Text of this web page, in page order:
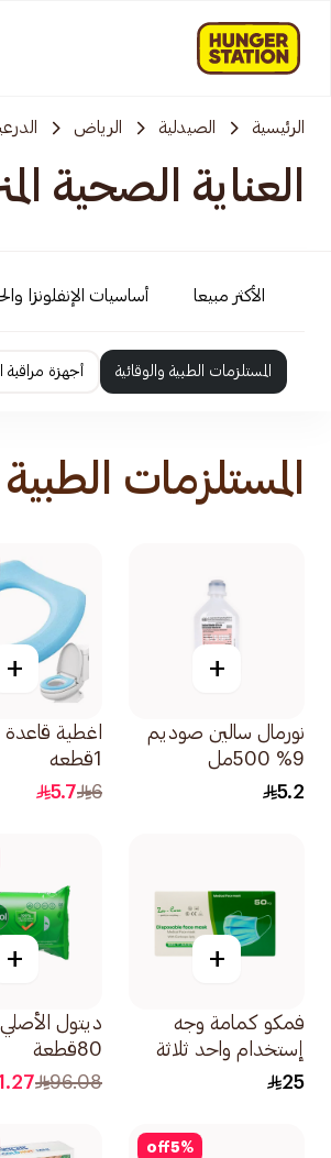
الرئيسية الصيدلية الرياض
العناية الصحية
الأكثر مبيعا أساسيات الإنفلونزا
المستلزمات الطبية والوقائية أجهزة
المستلزمات
+
نورمال سالين صوديم
9% 500مل
5.2
+
اغطية قاعدة
1قطعه
6
5.7
+
فمكو كمامة وجه
إستخدام واحد ثلاثة
طبقات 50 قطعة
25
+
ديتول الأصلي
80قطعة
96.08
5%
off